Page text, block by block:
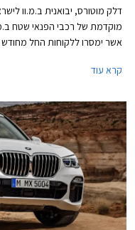
דלק מוטורס, יבואנית ב.מ.וו
לסוללת ליתיום-יון נטענת בקיבולת 24 קוט"ש.
קרא עוד